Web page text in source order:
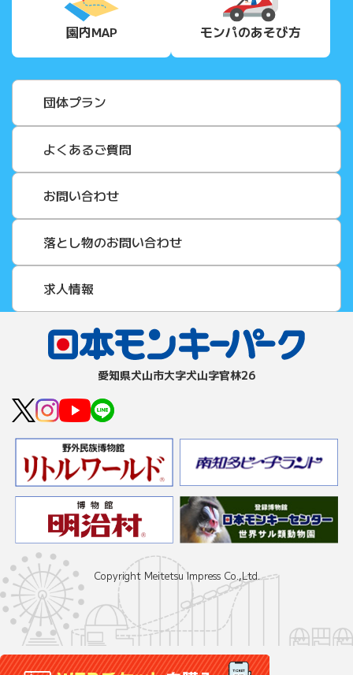
園内MAP モンパのあそび方
団体プラン
よくあるご質問
お問い合わせ
落とし物のお問い合わせ
求人情報
愛知県⽝⼭市⼤字⽝⼭字官林26
Copyright Meitetsu Impress Co.,Ltd.